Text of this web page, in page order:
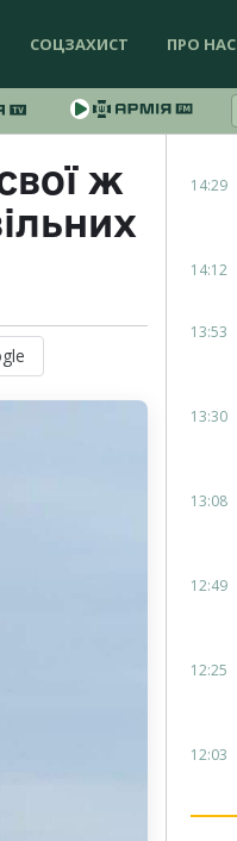
СОЦЗАХИСТ ПРО НАС
ж
14:29
14:12
13:53
13:30
13:08
12:49
12:25
12:03